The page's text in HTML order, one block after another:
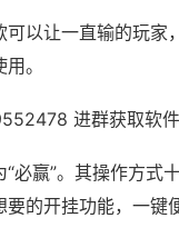
以让一直输的玩家
。
进群获取软
必赢”。其操作方式
的开挂功能，一